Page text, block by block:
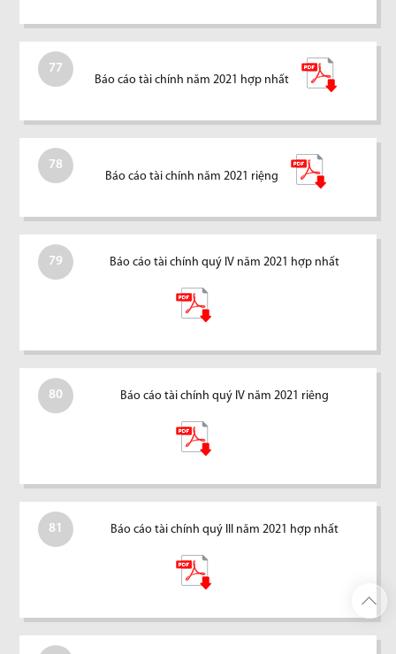
77
Báo cáo tài chính năm 2021 hợp nhất
78
Báo cáo tài chính năm 2021 riệng
79 Báo cáo tài chính quý IV năm 2021 hợp nhất
80 Báo cáo tài chính quý IV năm 2021 riêng
81 Báo cáo tài chính quý III năm 2021 hợp nhất